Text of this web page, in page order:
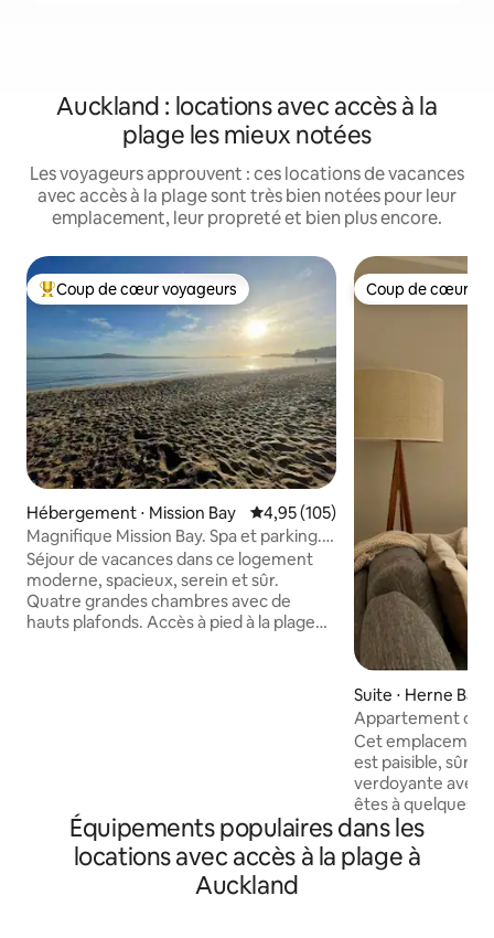
Auckland : locations avec accès à la
plage les mieux notées
Les voyageurs approuvent : ces locations de vacances
avec accès à la plage sont très bien notées pour leur
emplacement, leur propreté et bien plus encore.
Coups de cœur voyageurs les plus appréciés
Coup de cœur voyageurs
Hébergement ⋅ Mission Bay Évaluation moyenne sur la
4,95 (105)
Magnifique Mission Bay. Spa et parking.
Quartier sûr
Séjour de vacances dans ce logement
moderne, spacieux, serein et sûr.
Quatre grandes chambres avec de
hauts plafonds. Accès à pied à la plage
profiter de l'extérieur. Table à manger 8
places, jardin et patio couvert.
Cheminée à gaz et climatisation.
Emplacement idéal pour explorer et
Coup de cœur
Coup de cœur
Suite ⋅ Herne Bay
Appartement
jardin à Herne Bay
Cet
est paisible, sûr,
verdoyante avec
êtes à quelques
quartier des
ou des cafés/
riveraines
Équipements populaires dans les
locations avec accès à la plage à
Auckland